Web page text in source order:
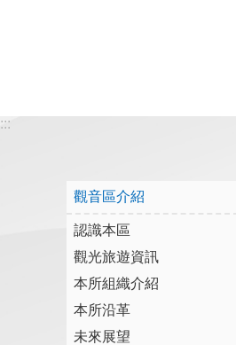
:::
觀音區介紹
認識本區
觀光旅遊資訊
本所組織介紹
本所沿革
未來展望